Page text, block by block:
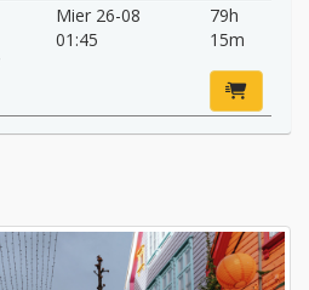
Mier 26-08
01:45
79h
15m